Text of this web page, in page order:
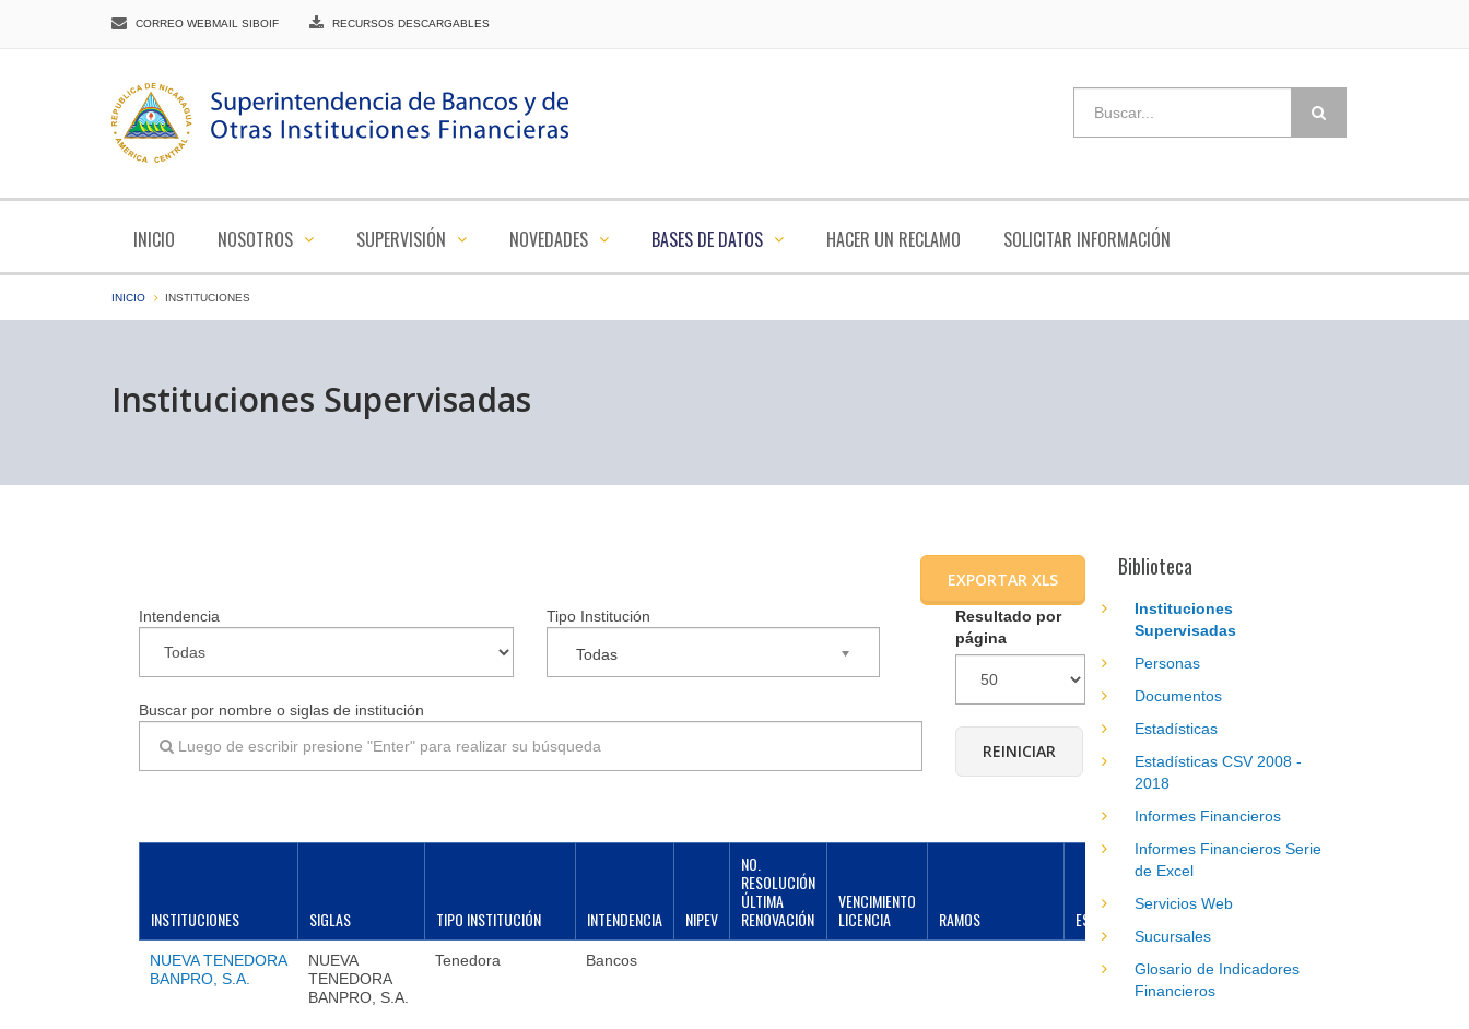
CORREO WEBMAIL SIBOIF RECURSOS DESCARGABLES
INICIO NOSOTROS SUPERVISIÓN NOVEDADES BASES DE DATOS HACER UN RECLAMO SOLICITAR INFORMACIÓN
INICIO INSTITUCIONES
Instituciones Supervisadas
EXPORTAR XLS
Intendencia Tipo Institución
Todas
Buscar por nombre o siglas de institución
Resultado por
página
INSTITUCIONES SIGLAS TIPO INSTITUCIÓN INTENDENCIA NIPEV
NO.
RESOLUCIÓN
ÚLTIMA
RENOVACIÓN
VENCIMIENTO
LICENCIA
RAMOS ESPECIALIDADES
NUEVA TENEDORA
BANPRO, S.A.
NUEVA
TENEDORA
BANPRO, S.A.
Tenedora Bancos
Biblioteca
Instituciones
Supervisadas
Personas
Documentos
Estadísticas
Estadísticas CSV 2008 -
2018
Informes Financieros
Informes Financieros Serie
de Excel
Servicios Web
Sucursales
Glosario de Indicadores
Financieros